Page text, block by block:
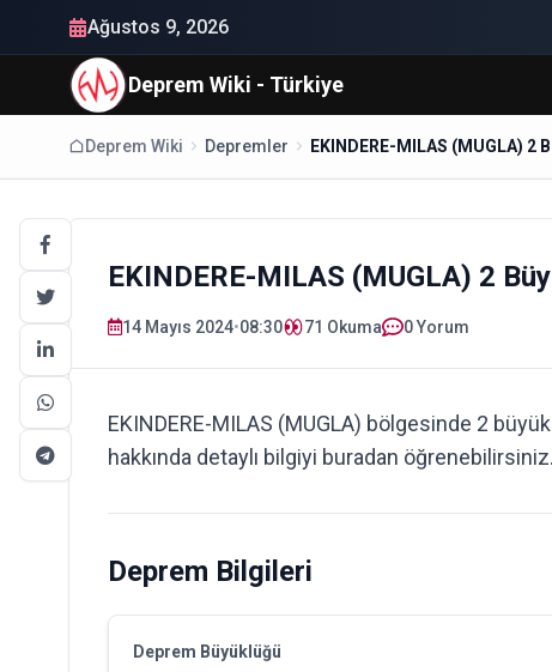
Ağustos 9, 2026
Deprem Wiki - Türkiye
Deprem Wiki Depremler
EKINDERE-MILAS (MUGLA) 2
14 Mayıs 2024•08:30 71 Okuma 0 Yorum
EKINDERE-MILAS (MUGLA) bölgesinde 2
hakkında detaylı bilgiyi buradan öğrenebilirsiniz.
Deprem Bilgileri
Deprem Büyüklüğü